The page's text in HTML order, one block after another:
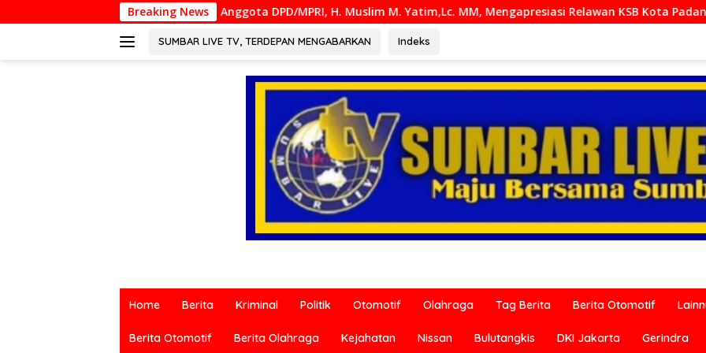
ke
Breaking News
Anggota DPD/MPRI, H. Muslim M. Yatim,Lc. MM, Mengapresiasi Relawan KSB Kota Padang salah satu garda
SUMBAR LIVE TV, TERDEPAN MENGABARKAN Indeks
terkini
berbagai
Home Berita Kriminal Politik Otomotif Olahraga Tag Berita Berita Otomotif
Berita Otomotif Berita Olahraga Kejahatan Nissan Bulutangkis DKI Jakarta Gerindra